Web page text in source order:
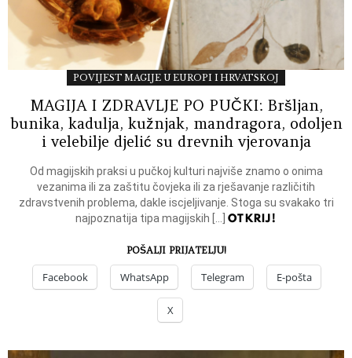
POVIJEST MAGIJE U EUROPI I HRVATSKOJ
MAGIJA I ZDRAVLJE PO PUČKI: Bršljan,
bunika, kadulja, kužnjak, mandragora, odoljen
i velebilje djelić su drevnih vjerovanja
Od magijskih praksi u pučkoj kulturi najviše znamo o onima
vezanima ili za zaštitu čovjeka ili za rješavanje različitih
zdravstvenih problema, dakle iscjeljivanje. Stoga su svakako tri
najpoznatija tipa magijskih […] OTKRIJ!
POŠALJI PRIJATELJU!
Facebook WhatsApp Telegram E-pošta
X